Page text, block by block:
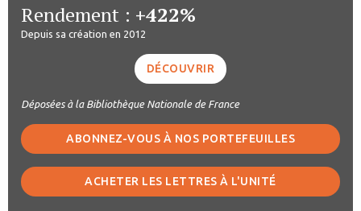
Rendement : +422%
Depuis sa création en 2012
DÉCOUVRIR
Déposées à la Bibliothèque Nationale de France
ABONNEZ-VOUS À NOS PORTEFEUILLES
ACHETER LES LETTRES À L'UNITÉ